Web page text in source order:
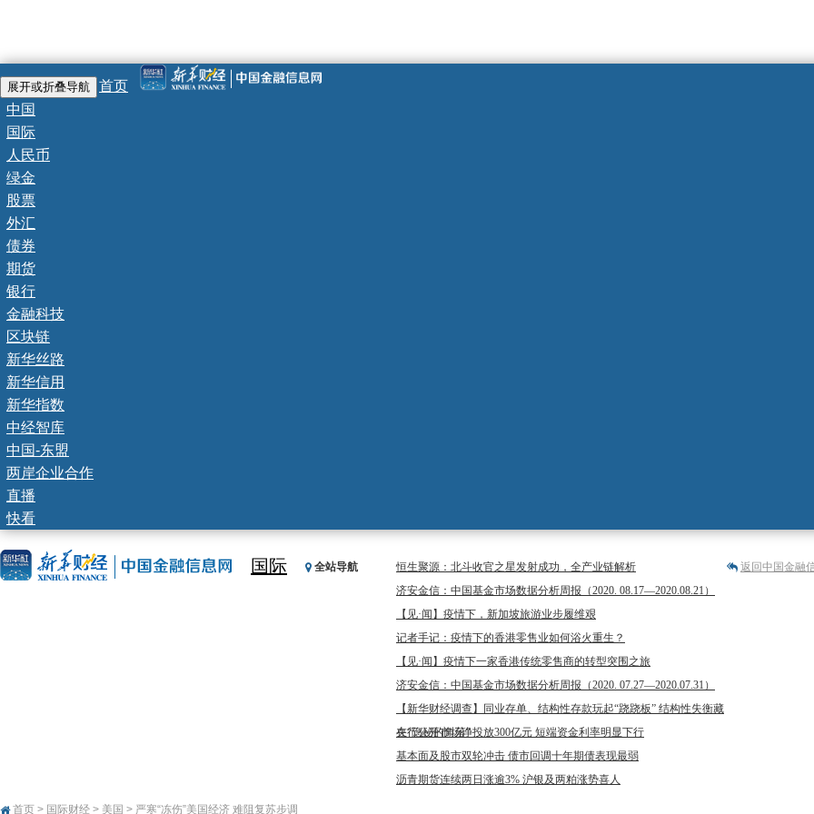
展开或折叠导航
首页
中国
国际
人民币
绿金
股票
外汇
债券
期货
银行
金融科技
区块链
新华丝路
新华信用
新华指数
中经智库
中国-东盟
两岸企业合作
直播
快看
国际 全站导航
恒生聚源：北斗收官之星发射成功，全产业链解析
济安金信：中国基金市场数据分析周报（2020. 08.17—2020.08.21）
【见·闻】疫情下，新加坡旅游业步履维艰
记者手记：疫情下的香港零售业如何浴火重生？
【见·闻】疫情下一家香港传统零售商的转型突围之旅
济安金信：中国基金市场数据分析周报（2020. 07.27—2020.07.31）
【新华财经调查】同业存单、结构性存款玩起“跷跷板” 结构性失衡藏
在“隐秘的角落”
央行公开市场净投放300亿元 短端资金利率明显下行
基本面及股市双轮冲击 债市回调十年期债表现最弱
沥青期货连续两日涨逾3% 沪银及两粕涨势喜人
返回中国金融
首页 > 国际财经 > 美国 > 严寒“冻伤”美国经济 难阻复苏步调